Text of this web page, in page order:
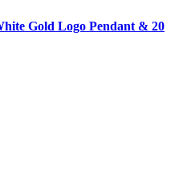
Gold Logo Pendant & 20